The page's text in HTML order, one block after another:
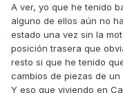
A ver, yo que he tenido
alguno de ellos aún no
estado una vez sin la
posición trasera que
resto si que he tenido
cambios de piezas de
Y eso que viviendo en